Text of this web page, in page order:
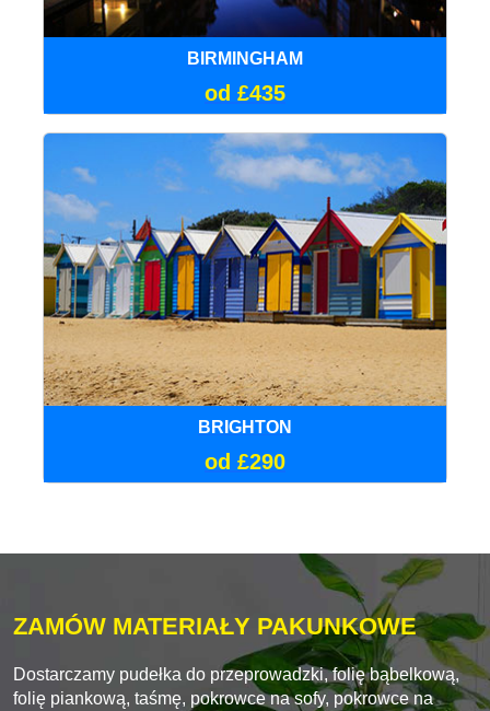
BIRMINGHAM
od £435
BRIGHTON
od £290
ZAMÓW MATERIAŁY PAKUNKOWE
Dostarczamy pudełka do przeprowadzki, folię bąbelkową,
folię piankową, taśmę, pokrowce na sofy, pokrowce na